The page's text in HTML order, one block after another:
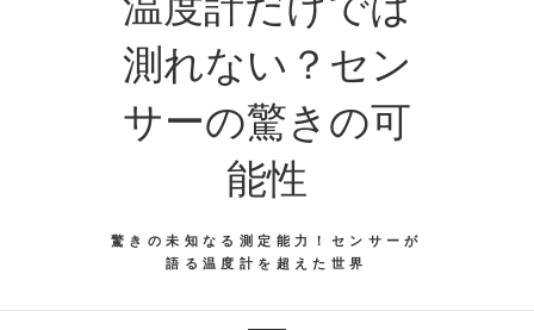
測れない？セン
サーの驚きの可
能性
驚きの未知なる測定能力！センサーが
語る温度計を超えた世界